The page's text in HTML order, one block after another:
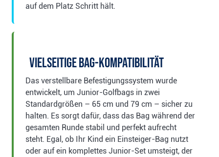
auf dem Platz Schritt hält.
Vielseitige Bag-Kompatibilität
Das verstellbare Befestigungssystem wurde
entwickelt, um Junior-Golfbags in zwei
Standardgrößen – 65 cm und 79 cm – sicher zu
halten. Es sorgt dafür, dass das Bag während der
gesamten Runde stabil und perfekt aufrecht
steht. Egal, ob Ihr Kind ein Einsteiger-Bag nutzt
oder auf ein komplettes Junior-Set umsteigt, der